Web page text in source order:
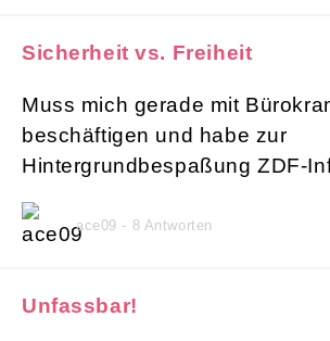
Sicherheit vs. Freiheit
Muss mich gerade mit
beschäftigen und habe zur
Hintergrundbespaßung ZDF-
ace09 - 8 Antworten
Unfassbar!